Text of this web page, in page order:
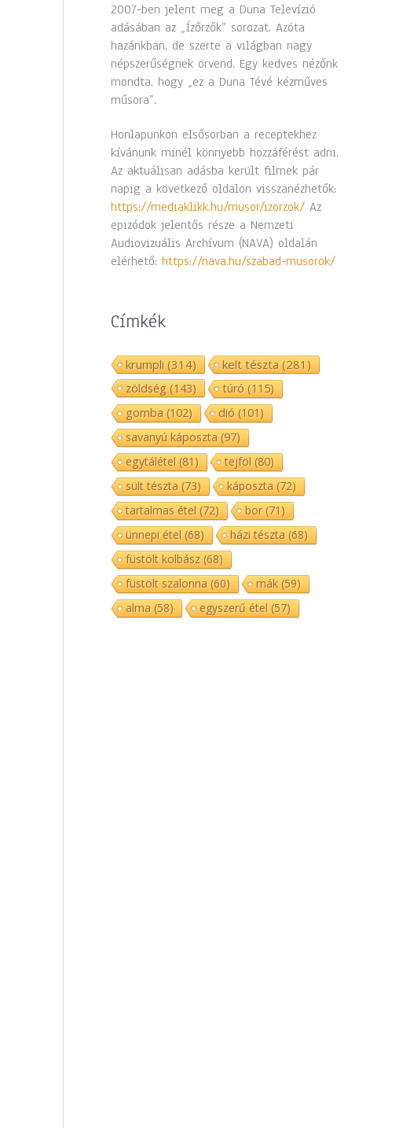
2007-ben jelent meg a Duna Televízió
adásában az „Ízőrzők” sorozat. Azóta
hazánkban, de szerte a világban nagy
népszerűségnek örvend. Egy kedves nézőnk
mondta, hogy „ez a Duna Tévé kézműves
műsora”.
Honlapunkon elsősorban a receptekhez
kívánunk minél könnyebb hozzáférést adni.
Az aktuálisan adásba került filmek pár
napig a következő oldalon visszanézhetők:
https://mediaklikk.hu/musor/izorzok/ Az
epizódok jelentős része a Nemzeti
Audiovizuális Archívum (NAVA) oldalán
elérhető: https://nava.hu/szabad-musorok/
Címkék
krumpli(314) kelt tészta(281)
zöldség(143) túró (115)
gomba (102) dió (101)
savanyú káposzta (97)
egytálétel (81) tejföl (80)
sült tészta (73) káposzta (72)
tartalmas étel (72) bor(71)
ünnepi étel (68) házi tészta (68)
füstölt kolbász(68)
füstölt szalonna (60) mák(59)
alma (58) egyszerű étel (57)